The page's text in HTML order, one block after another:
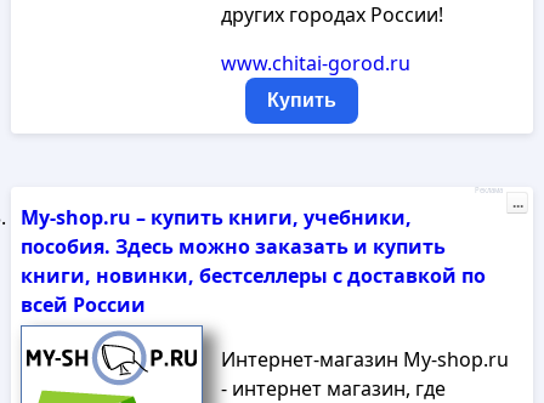
других городах России!
www.chitai-gorod.ru
Купить
My-shop.ru – купить книги, учебники,
пособия. Здесь можно заказать и купить
книги, новинки, бестселлеры с доставкой по
всей России
Интернет-магазин My-shop.ru
- интернет магазин, где
Реклама
...